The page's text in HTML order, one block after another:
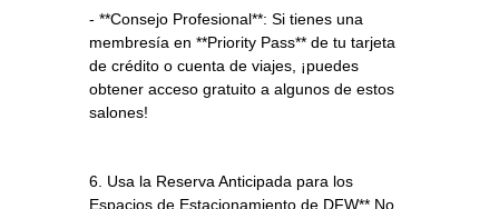
- **Consejo Profesional**: Si tienes una
membresía en **Priority Pass** de tu tarjeta
de crédito o cuenta de viajes, ¡puedes
obtener acceso gratuito a algunos de estos
salones!
6. Usa la Reserva Anticipada para los
Espacios de Estacionamiento de DFW** No